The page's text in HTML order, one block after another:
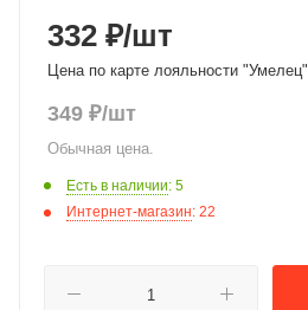
332 ₽/шт
Цена по карте лояльности "Умелец"
349 ₽/шт
Обычная цена.
Есть в наличии: 5
Интернет-магазин: 22
об оплате Плайтом